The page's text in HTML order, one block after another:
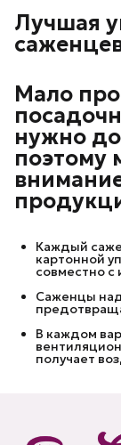
Лучшая
Мало
нужно
поэтому
Каждый
картонной
совместно с
Саженцы
В каждом
получает